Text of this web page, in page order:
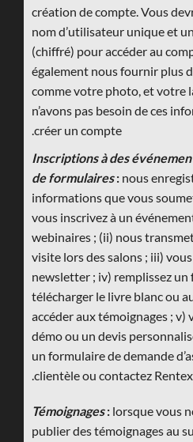
création de compte. Vous
nom d’utilisateur unique et
(chiffré) pour accéder au
également nous fournir plus
comme votre photo, et votre
n’avons pas besoin de ces
créer un compte.
Inscriptions à des
de formulaires: nous
informations que vous
vous inscrivez à un
webinaires ; (ii) nous
visite lors des salons ; iii)
newsletter ; iv) remplissez
télécharger le livre blanc ou
accéder aux témoignages ; v)
démo ou un devis
un formulaire de demande
clientèle ou contactez
Témoignages: lorsque vous
publier des témoignages au